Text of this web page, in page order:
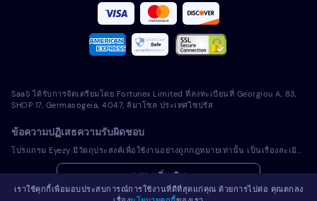
Español
Français
Português
Türkçe
Polski
SaaS ได้รับการจัดเตรียมโดย Fortunex Limited ที่ลงทะเบียนที่ Georgiou A, 83,
SHOP 17, Germasogeia, 4047, ลิมาโซล ประเทศไซปรัส
ข้อความปฏิเสธความรับผิดชอบ
โปรแกรม Eyezy มีวัตถุประสงค์เพื่อใช้งานอย่างถูกกฎหมายเท่านั้น เป็นเรื่องละเมิดการบังคับใช้กฎหมายและกฎหมายในเขตอำนาจศาลท้องถิ่นของคุณในการติดตั้งโปรแกรมที่มีลิขสิทธิ์ลงในอุปกรณ์ที่คุณไม่ได้เป็นเจ้าของ โดยทั่วไปแล้วกฎหมายกำหนดให้คุณแจ้งเตือนเจ้าของอุปกรณ์เครื่องที่คุณตั้งใจจะติดตั้งโปรแกรมที่มีลิขสิทธิ์ดังกล่าว การละเมิดข้อกำหนดนี้อาจมีผลเป็นบทลงโทษทางแพ่งและอาญาที่รุนแรง คุณควรปรึกษาที่ปรึกษาทางกฎหมายของคุณเรื่องการใช้งานโปรแกรมที่มีลิขสิทธิ์อย่างถูกกฎหมายในเขตอำนาจศาลก่อนที่จะติดตั้งและใช้งาน คุณเป็นผู้รับผิดชอบแต่เพียงผู้เดียวสำหรับการติดตั้งโปรแกรมที่มีลิขสิทธิ์ในอุปกรณ์ดังกล่าว และคุณตระหนักว่า Eyezy ไม่สามารถรับผิดชอบเรื่องดังกล่าว
แสดงเพิ่มเติม
เราใช้คุกกี้เพื่อมอบประสบการณ์การใช้งานที่ดีที่สุดแก่คุณ ด้วยการไปต่อ คุณตกลง